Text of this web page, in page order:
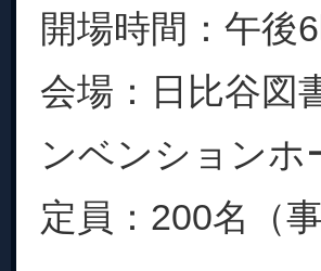
開場時間：午後
会場：日比谷図
ンベンションホ
定員：200名（